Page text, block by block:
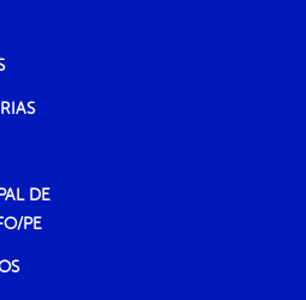
DE
PE